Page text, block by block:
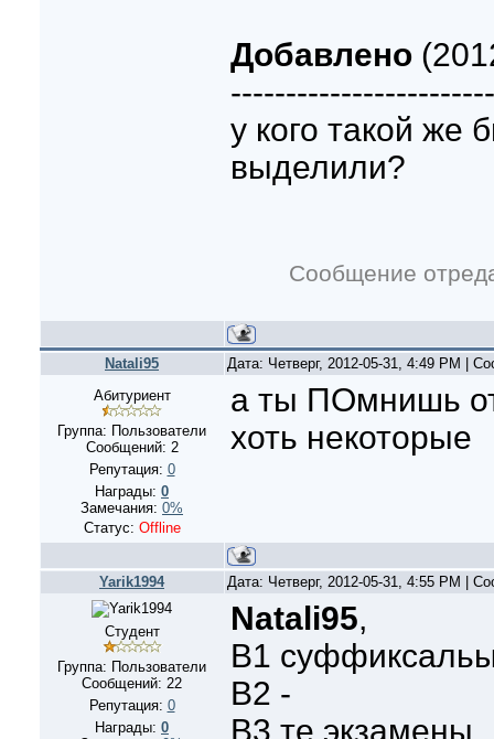
Добавлено
у кого такой же
выделили?
Сообщение
Natali95
Дата: Четверг, 2012-05-31, 4:49 PM |
Абитуриент
Группа: Пользователи
Сообщений: 2
Репутация: 0
Награды: 0
Замечания: 0%
Статус: Offline
а ты ПОмнишь
хоть некоторые
Yarik1994 Дата: Четверг, 2012-05-31, 4:55 PM |
Студент
Группа: Пользователи
Сообщений: 22
Репутация: 0
Награды: 0
Natali95,
B1
B2 -
B3 те экзамены